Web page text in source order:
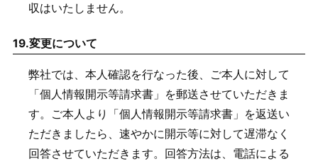
収はいたしません。
19.変更について
弊社では、本人確認を行なった後、ご本人に対して
「個人情報開示等請求書」を郵送させていただきま
す。ご本人より「個人情報開示等請求書」を返送い
ただきましたら、速やかに開示等に対して遅滞なく
回答させていただきます。回答方法は、電話による